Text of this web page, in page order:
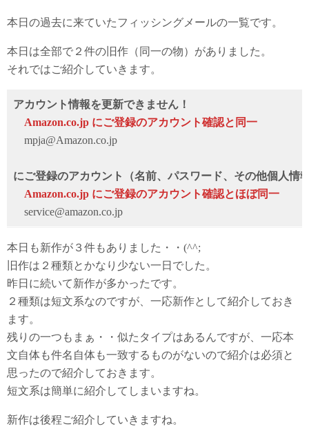
本日の過去に来ていたフィッシングメールの一覧です。
本日は全部で２件の旧作（同一の物）がありました。
それではご紹介していきます。
アカウント情報を更新できません！
Аmazon.co.jp にご登録のアカウント確認と同一
mpja@Amazon.co.jp
にご登録のアカウント（名前、パスワード、その他個人情
Аmazon.co.jp にご登録のアカウント確認とほぼ同一
service@amazon.co.jp
本日も新作が３件もありました・・(^^;
旧作は２種類とかなり少ない一日でした。
昨日に続いて新作が多かったです。
２種類は短文系なのですが、一応新作として紹介しておき
ます。
残りの一つもまぁ・・似たタイプはあるんですが、一応本
文自体も件名自体も一致するものがないので紹介は必須と
思ったので紹介しておきます。
短文系は簡単に紹介してしまいますね。
新作は後程ご紹介していきますね。